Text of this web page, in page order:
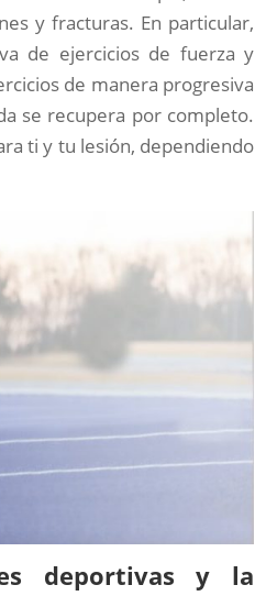
y fracturas. En particular,
de ejercicios de fuerza y
de manera progresiva
se recupera por completo.
ti y tu lesión, dependiendo
deportivas y la